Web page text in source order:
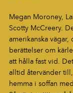
Megan Moroney,
Scotty McCreery.
amerikanska
berättelser om
att hålla fast vid.
alltid återvänder
hemma i soffan